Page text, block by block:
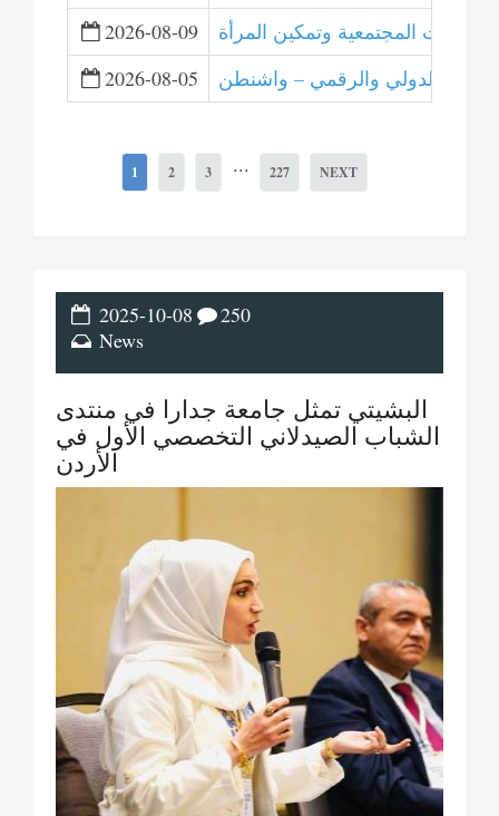
2026-08-09
المجتمعية وتمكين المرأة
2026-08-05
الدولي والرقمي – واشنطن
1 2 3 ... 227 NEXT
2025-10-08
News
250
البشيتي تمثل جامعة جدارا في منتدى
الشباب الصيدلاني التخصصي الأول في
الأردن